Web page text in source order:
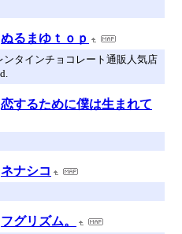
ぬるまゆｔｏｐ
ンタインチョコレート通販人気店
恋するために僕は生まれて
ネナシコ
フグリズム。